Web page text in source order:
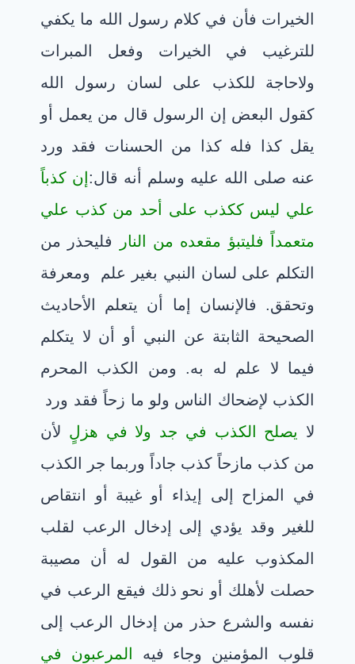
الخيرات فأن في كلام رسول الله ما يكفي
للترغيب في الخيرات وفعل المبرات
ولاحاجة للكذب على لسان رسول الله
كقول البعض إن الرسول قال من يعمل أو
يقل كذا فله كذا من الحسنات فقد ورد
عنه صلى الله عليه وسلم أنه قال: إن كذباً
علي ليس ككذب على أحد من كذب علي
متعمداً فليتبؤ مقعده من النار
فليحذر من
التكلم على لسان النبي بغير علم ومعرفة
وتحقق. فالإنسان إما أن يتعلم الأحاديث
الصحيحة الثابتة عن النبي أو أن لا يتكلم
فيما لا علم له به. ومن الكذب المحرم
الكذب لإضحاك الناس ولو ما زحاً فقد ورد
ل ا يصلح الكذب في جد ولا في هزلٍ لأن
من كذب مازحاً كذب جاداً وربما جر الكذب
في المزاح إلى إيذاء أو غيبة أو انتقاص
للغير وقد يؤدي إلى إدخال الرعب لقلب
المكذوب عليه من القول له أن مصيبة
حصلت لأهلك أو نحو ذلك فيقع الرعب في
نفسه والشرع حذر من إدخال الرعب إلى
قلوب المؤمنين وجاء فيه
المرعبون في